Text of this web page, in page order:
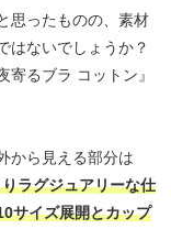
思ったものの、素材
ないでしょうか？
るブラ コットン』
から見える部分は
ラグジュアリーな仕
サイズ展開とカップ